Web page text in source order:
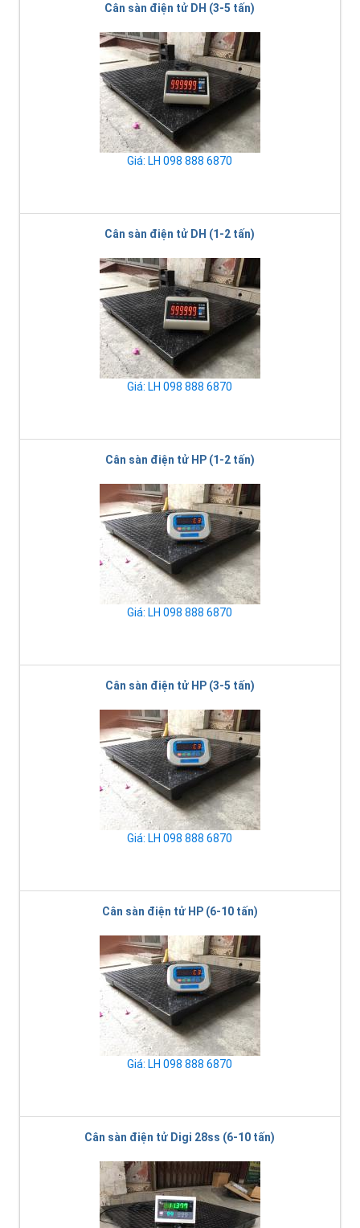
Cân sàn điện tử DH (3-5 tấn)
Giá: LH 098 888 6870
Cân sàn điện tử DH (1-2 tấn)
Giá: LH 098 888 6870
Cân sàn điện tử HP (1-2 tấn)
Giá: LH 098 888 6870
Cân sàn điện tử HP (3-5 tấn)
Giá: LH 098 888 6870
Cân sàn điện tử HP (6-10 tấn)
Giá: LH 098 888 6870
Cân sàn điện tử Digi 28ss (6-10 tấn)